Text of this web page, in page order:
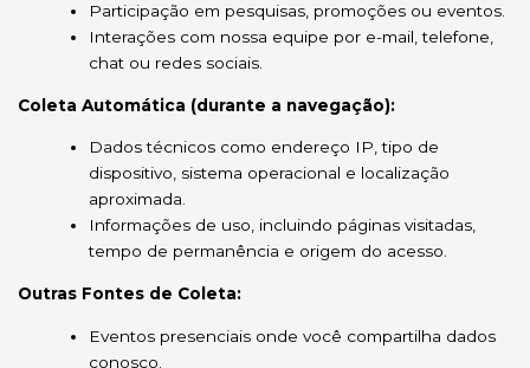
Participação em pesquisas, promoções ou eventos.
Interações com nossa equipe por e-mail, telefone,
chat ou redes sociais.
Coleta Automática (durante a navegação):
Dados técnicos como endereço IP, tipo de
dispositivo, sistema operacional e localização
aproximada.
Informações de uso, incluindo páginas visitadas,
tempo de permanência e origem do acesso.
Outras Fontes de Coleta:
Eventos presenciais onde você compartilha dados
conosco.